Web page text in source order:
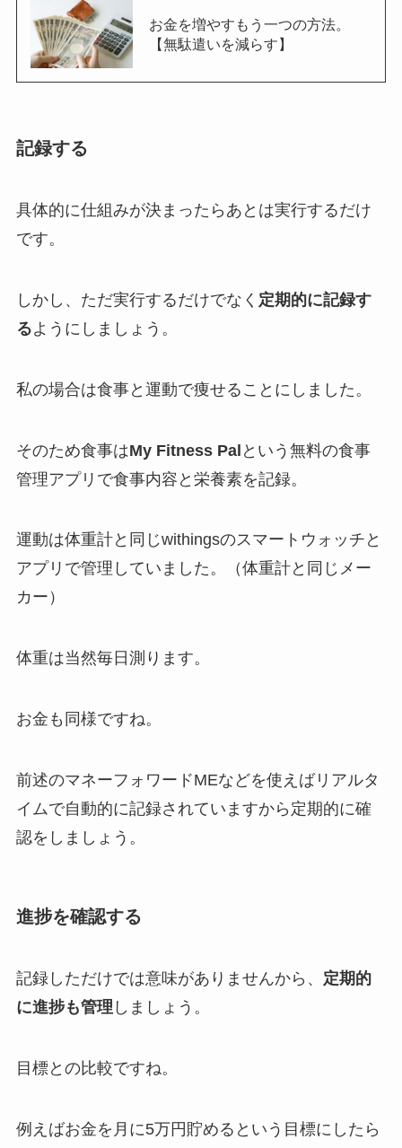
お金を増やすもう一つの方法。
【無駄遣いを減らす】
記録する
具体的に仕組みが決まったらあとは実行するだけ
です。
しかし、ただ実行するだけでなく 定期的に記録す
るようにしましょう。
私の場合は食事と運動で痩せることにしました。
そのため食事はMy Fitness Pal という無料の食事
管理アプリで食事内容と栄養素を記録。
運動は体重計と同じwithingsのスマートウォッチと
アプリで管理していました。（体重計と同じメー
カー）
体重は当然毎日測ります。
お金も同様ですね。
前述のマネーフォワードMEなどを使えばリアルタ
イムで自動的に記録されていますから定期的に確
認をしましょう。
進捗を確認する
記録しただけでは意味がありませんから、 定期的
に進捗も管理 しましょう。
目標との比較ですね。
例えばお金を月に5万円貯めるという目標にしたら